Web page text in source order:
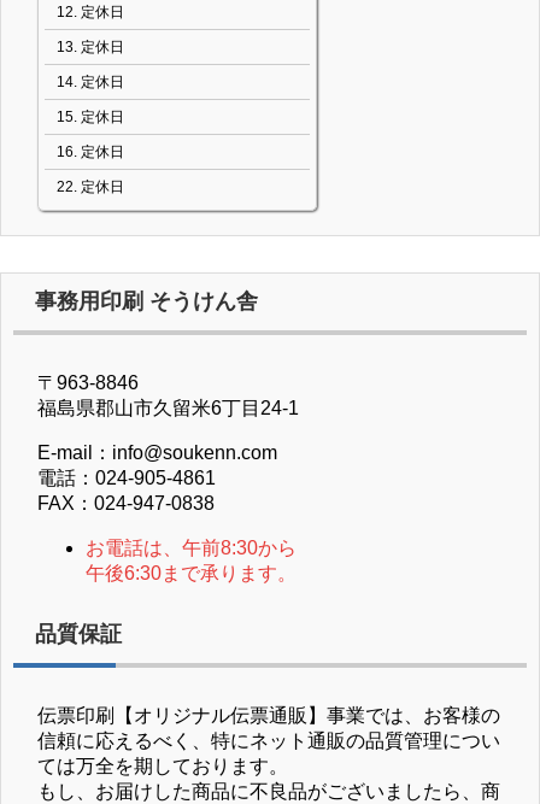
定休日
定休日
定休日
定休日
定休日
定休日
事務用印刷 そうけん舎
〒963-8846
福島県郡山市久留米6丁目24-1
E-mail：info@soukenn.com
電話：024-905-4861
FAX：024-947-0838
お電話は、午前8:30から
午後6:30まで承ります。
品質保証
伝票印刷【オリジナル伝票通販】事業では、お客様の
信頼に応えるべく、特にネット通販の品質管理につい
ては万全を期しております。
もし、お届けした商品に不良品がございましたら、商